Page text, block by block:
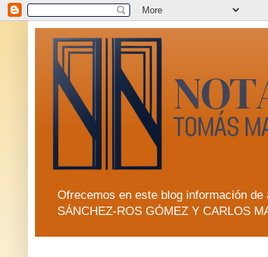
Ofrecemos en este blog información
SÁNCHEZ-ROS GÓMEZ Y CARLOS